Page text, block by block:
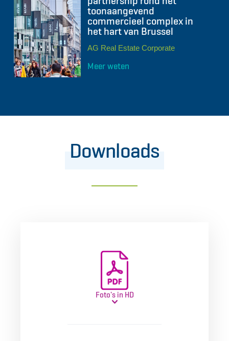
toonaangevend
commercieel complex in
het hart van Brussel
AG Real Estate Corporate
Meer weten
Downloads
Foto's in HD